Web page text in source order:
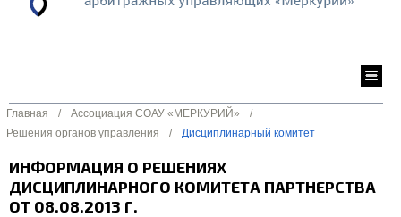
Главная / Ассоциация СОАУ «МЕРКУРИЙ»
/
Решения органов управления
/ Дисциплинарный комитет
ИНФОРМАЦИЯ О РЕШЕНИЯХ
ДИСЦИПЛИНАРНОГО КОМИТЕТА ПАРТНЕРСТВА
ОТ 08.08.2013 Г.